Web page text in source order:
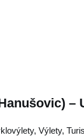
–
Výlety,